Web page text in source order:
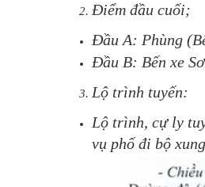
Điểm đầu cuối;
Đầu A: Phùng
Đầu B: Bến xe
Lộ trình tuyến:
Lộ trình, cự ly
vụ phố đi bộ